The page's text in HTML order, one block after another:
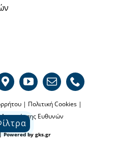
| Πολιτική Cookies |
Αποποίησης Ευθυνών
Powered by gks.gr